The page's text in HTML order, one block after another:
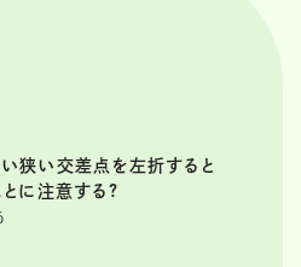
狭い交差点を左折すると
とに注意する?